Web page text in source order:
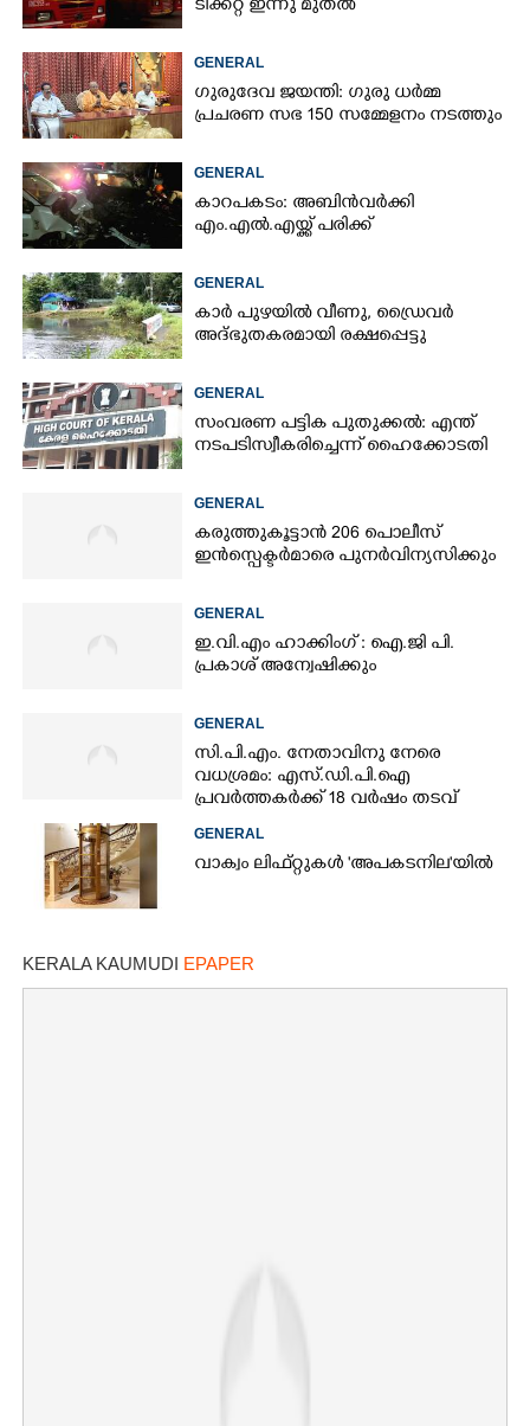
ടിക്കറ്റ് ഇന്നു മുതൽ
GENERAL
ഗുരുദേവ ജയന്തി: ഗുരു ധർമ്മ
പ്രചരണ സഭ 150 സമ്മേളനം നടത്തും
GENERAL
കാറപകടം: അബിൻവർക്കി
എം.എൽ.എയ്ക്ക് പരിക്ക്
GENERAL
കാർ പുഴയിൽ വീണു, ഡ്രെെവർ
അദ്ഭുതകരമായി രക്ഷപ്പെട്ടു
GENERAL
സംവരണ പട്ടിക പുതുക്കൽ: എന്ത്
നടപടി സ്വീകരിച്ചെന്ന് ഹൈക്കോടതി
GENERAL
കരുത്തുകൂട്ടാൻ 206 പൊലീസ്
ഇൻസ്പെക്ടർമാരെ പുനർവിന്യസിക്കും
GENERAL
ഇ.വി.എം ഹാക്കിംഗ് : ഐ.ജി പി.
പ്രകാശ് അന്വേഷിക്കും
GENERAL
സി.പി.എം. നേതാവിനു നേരെ
വധശ്രമം: എസ്.ഡി.പി.ഐ
പ്രവർത്തകർക്ക് 18 വർഷം തടവ്
GENERAL
വാക്വം ലിഫ്റ്റുകൾ 'അപകടനില'യിൽ
KERALA KAUMUDI EPAPER